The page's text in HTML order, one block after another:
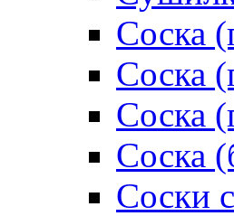
Соска
Соска
Соска
Соска
Соски